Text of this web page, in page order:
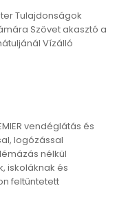
Tulajdonságok
Szövet akasztó a
Vízálló
vendéglátás és
logózással
nélkül
iskoláknak és
feltüntetett